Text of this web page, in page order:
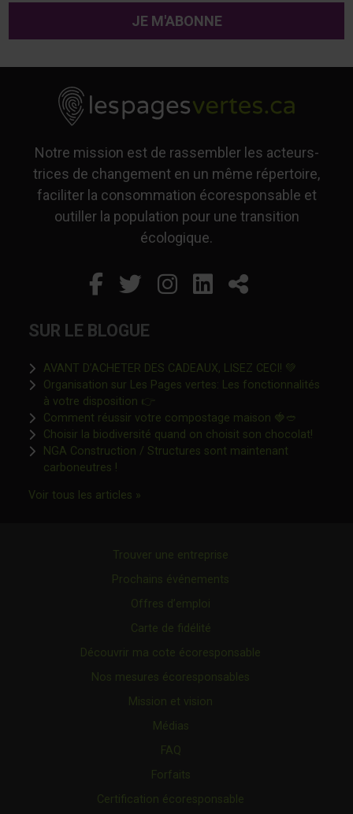
Notre mission est de rassembler les acteurs-
trices de changement en un même répertoire,
faciliter la consommation écoresponsable et
outiller la population pour une transition
écologique.
Facebook
Ce lien s'ouvrira dans
Twitter
Ce lien s'ouvrira
Instagram
Ce lien s'ouvrira
LinkedIn
Ce lienPartager
SUR LE BLOGUE
AVANT D’ACHETER DES CADEAUX, LISEZ CECI! 💚
Organisation sur Les Pages vertes: Les fonctionnalités
à votre disposition 👉Ce lien s'ouvrira dans une nouvelle
Comment réussir votre compostage maison 🍓🥙
Choisir la biodiversité quand on choisit son chocolat!Ce lien
NGA Construction / Structures sont maintenant
carboneutres !Ce lien s'ouvrira dans une nouvelle fenêtre"
Voir tous les articles »Ce lien s'ouvrira dans une nouvelle
Trouver une entreprise
Prochains événements
Offres d’emploi
Carte de fidélité
Découvrir ma cote écoresponsable
Nos mesures écoresponsables
Mission et vision
Médias
FAQ
Forfaits
Certification écoresponsable